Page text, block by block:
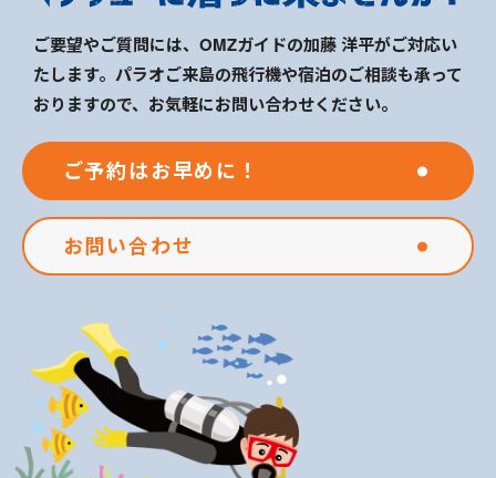
ご要望やご質問には、OMZガイドの加藤 洋平がご対応い
たします。パラオご来島の飛行機や宿泊のご相談も承って
おりますので、お気軽にお問い合わせください。
ご予約はお早めに！
お問い合わせ